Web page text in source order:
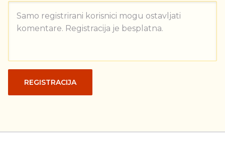
Samo registrirani korisnici mogu ostavljati
komentare. Registracija je besplatna.
REGISTRACIJA